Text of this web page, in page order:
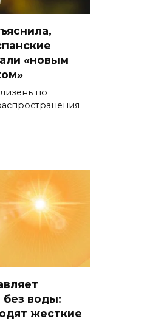
«новым
по
воды:
жесткие